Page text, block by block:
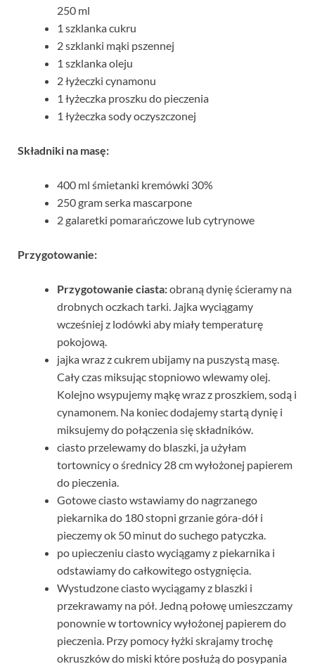
250 ml
1 szklanka cukru
2 szklanki mąki pszennej
1 szklanka oleju
2 łyżeczki cynamonu
1 łyżeczka proszku do pieczenia
1 łyżeczka sody oczyszczonej
Składniki na masę:
400 ml śmietanki kremówki 30%
250 gram serka mascarpone
2 galaretki pomarańczowe lub cytrynowe
Przygotowanie:
Przygotowanie ciasta:obraną dynię ścieramy na
drobnych oczkach tarki. Jajka wyciągamy
wcześniej z lodówki aby miały temperaturę
pokojową.
jajka wraz z cukrem ubijamy na puszystą masę.
Cały czas miksując stopniowo wlewamy olej.
Kolejno wsypujemy mąkę wraz z proszkiem, sodą i
cynamonem. Na koniec dodajemy startą dynię i
miksujemy do połączenia się składników.
ciasto przelewamy do blaszki, ja użyłam
tortownicy o średnicy 28 cm wyłożonej papierem
do pieczenia.
Gotowe ciasto wstawiamy do nagrzanego
piekarnika do 180 stopni grzanie góra-dół i
pieczemy ok 50 minut do suchego patyczka.
po upieczeniu ciasto wyciągamy z piekarnika i
odstawiamy do całkowitego ostygnięcia.
Wystudzone ciasto wyciągamy z blaszki i
przekrawamy na pół. Jedną połowę umieszczamy
ponownie w tortownicy wyłożonej papierem do
pieczenia. Przy pomocy łyżki skrajamy trochę
okruszków do miski które posłużą do posypania